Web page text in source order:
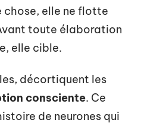
chose, elle ne flotte
toute élaboration
elle cible.
décortiquent les
consciente. Ce
de neurones qui